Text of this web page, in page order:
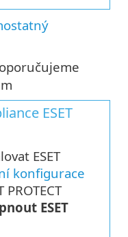
ESET
ESET
konfigurace
ESET